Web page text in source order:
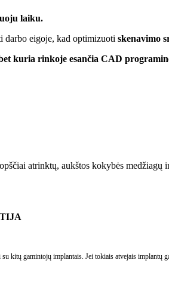
laiku.
darbo eigoje, kad optimizuoti skenavimo
kuria rinkoje esančia CAD
atrinktų, aukštos kokybės medžiagų
kitų gamintojų implantais. Jei tokiais atvejais